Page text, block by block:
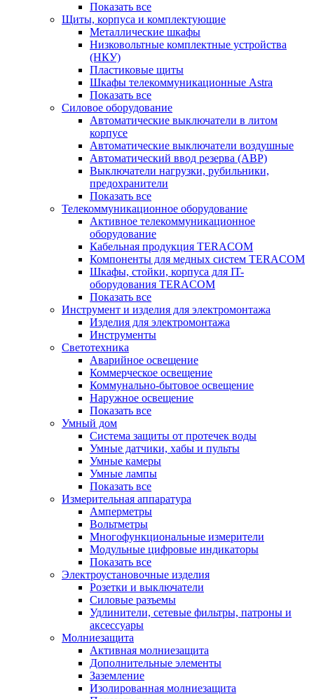
Показать все
Щиты, корпуса и комплектующие
Металлические шкафы
Низковольтные комплектные устройства
(НКУ)
Пластиковые щиты
Шкафы телекоммуникационные Astra
Показать все
Силовое оборудование
Автоматические выключатели в литом
корпусе
Автоматические выключатели воздушные
Автоматический ввод резерва (АВР)
Выключатели нагрузки, рубильники,
предохранители
Показать все
Телекоммуникационное оборудование
Активное телекоммуникационное
оборудование
Кабельная продукция TERACOM
Компоненты для медных систем TERACOM
Шкафы, стойки, корпуса для IT-
оборудования TERACOM
Показать все
Инструмент и изделия для электромонтажа
Изделия для электромонтажа
Инструменты
Светотехника
Аварийное освещение
Коммерческое освещение
Коммунально-бытовое освещение
Наружное освещение
Показать все
Умный дом
Система защиты от протечек воды
Умные датчики, хабы и пульты
Умные камеры
Умные лампы
Показать все
Измерительная аппаратура
Амперметры
Вольтметры
Многофункциональные измерители
Модульные цифровые индикаторы
Показать все
Электроустановочные изделия
Розетки и выключатели
Силовые разъемы
Удлинители, сетевые фильтры, патроны и
аксессуары
Молниезащита
Активная молниезащита
Дополнительные элементы
Заземление
Изолированная молниезащита